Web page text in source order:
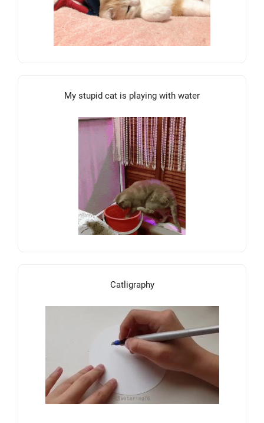
My stupid cat is playing with water
Catligraphy